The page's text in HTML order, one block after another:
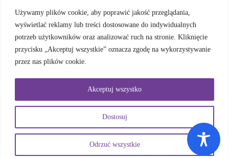
Używamy plików cookie, aby poprawić jakość przeglądania,
wyświetlać reklamy lub treści dostosowane do indywidualnych
potrzeb użytkowników oraz analizować ruch na stronie. Kliknięcie
przycisku „Akceptuj wszystkie” oznacza zgodę na wykorzystywanie
przez nas plików cookie.
Dostosuj
Odrzuć wszystkie
Akceptuj wszystko
sylwiam72@wp.pl
Nasi podopieczni
Wesprzyj nas
Kontakt
Załóż subkonto